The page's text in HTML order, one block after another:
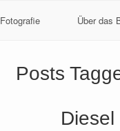
Fotografie Über das
Posts